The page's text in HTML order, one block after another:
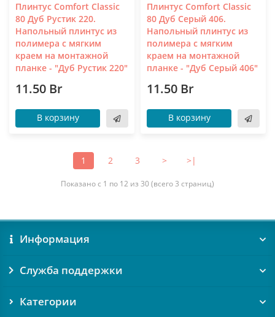
Плинтус Comfort Classic
80 Дуб Рустик 220.
Напольный плинтус из
полимера с мягким
краем на монтажной
планке - "Дуб Рустик 220"
11.50 Br
В корзину
Плинтус Comfort Classic
80 Дуб Серый 406.
Напольный плинтус из
полимера с мягким
краем на монтажной
планке - "Дуб Серый 406"
11.50 Br
В корзину
1 2 3 > >|
Показано с 1 по 12 из 30 (всего 3 страниц)
Информация
Служба поддержки
Категории